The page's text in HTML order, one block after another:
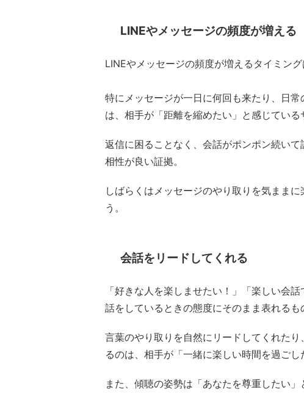
LINEやメッセージの頻度が増える
LINEやメッセージの頻度が増えるタイミン
特にメッセージが一日に何回も来たり、日
は、相手が「距離を縮めたい」と感じている
返信に困ることなく、会話がポンポン続い
相性が良い証拠。
しばらくはメッセージのやり取りを気まま
う。
会話をリードしてくれる
「好きな人を楽しませたい！」「楽しい会
話をしているときの態度にそのまま表れるも
言葉のやり取りを自然にリードしてくれた
るのは、相手が「一緒に楽しい時間を過ごし
また、傾聴の姿勢は「あなたを尊重したい」